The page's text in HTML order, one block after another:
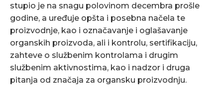
stupio je na snagu polovinom decembra prošle
godine, a uređuje opšta i posebna načela te
proizvodnje, kao i označavanje i oglašavanje
organskih proizvoda, ali i kontrolu, sertifikaciju,
zahteve o službenim kontrolama i drugim
službenim aktivnostima, kao i nadzor i druga
pitanja od značaja za organsku proizvodnju.